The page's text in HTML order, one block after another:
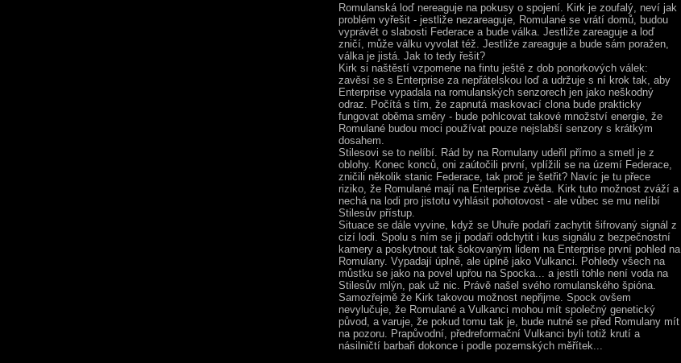
Romulanská loď nereaguje na pokusy o spojení. Kirk je zoufalý, neví jak
problém vyřešit - jestliže nezareaguje, Romulané se vrátí domů, budou
vyprávět o slabosti Federace a bude válka. Jestliže zareaguje a loď
zničí, může válku vyvolat též. Jestliže zareaguje a bude sám poražen,
válka je jistá. Jak to tedy řešit?
Kirk si naštěstí vzpomene na fintu ještě z dob ponorkových válek:
zavěsí se s Enterprise za nepřátelskou loď a udržuje s ní krok tak, aby
Enterprise vypadala na romulanských senzorech jen jako neškodný
odraz. Počítá s tím, že zapnutá maskovací clona bude prakticky
fungovat oběma směry - bude pohlcovat takové množství energie, že
Romulané budou moci používat pouze nejslabší senzory s krátkým
dosahem.
Stilesovi se to nelíbí. Rád by na Romulany udeřil přímo a smetl je z
oblohy. Konec konců, oni zaútočili první, vplížili se na území Federace,
zničili několik stanic Federace, tak proč je šetřit? Navíc je tu přece
riziko, že Romulané mají na Enterprise zvěda. Kirk tuto možnost zváží a
nechá na lodi pro jistotu vyhlásit pohotovost - ale vůbec se mu nelíbí
Stilesův přístup.
Situace se dále vyvine, když se Uhuře podaří zachytit šifrovaný signál z
cizí lodi. Spolu s ním se jí podaří odchytit i kus signálu z bezpečnostní
kamery a poskytnout tak šokovaným lidem na Enterprise první pohled na
Romulany. Vypadají úplně, ale úplně jako Vulkanci. Pohledy všech na
můstku se jako na povel upřou na Spocka... a jestli tohle není voda na
Stilesův mlýn, pak už nic. Právě našel svého romulanského špióna.
Samozřejmě že Kirk takovou možnost nepřijme. Spock ovšem
nevylučuje, že Romulané a Vulkanci mohou mít společný genetický
původ, a varuje, že pokud tomu tak je, bude nutné se před Romulany mít
na pozoru. Prapůvodní, předreformační Vulkanci byli totiž krutí a
násilničtí barbaři dokonce i podle pozemských měřítek...